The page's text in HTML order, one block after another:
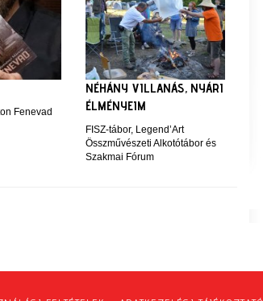
Fenevad
NÉHÁNY VILLANÁS, NYÁRI
ÉLMÉNYEIM
FISZ-tábor, Legend’Art
Összművészeti Alkotótábor és
Szakmai Fórum